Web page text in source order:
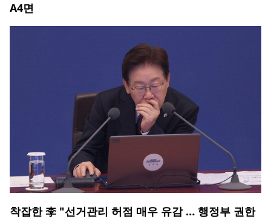
A4면
착잡한 李 "선거관리 허점 매우 유감 … 행정부 권한